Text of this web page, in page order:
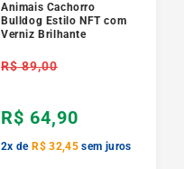
Animais Cachorro
Bulldog Estilo NFT com
Verniz Brilhante
Preço
normal
R$ 89,00
R$ 64,90
2x de R$ 32,45 sem juros